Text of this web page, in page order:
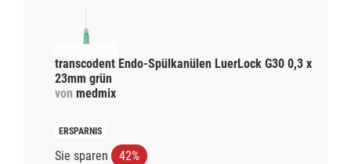
transcodent Endo-Spülkanülen LuerLock G30 0,3 x
23mm grün
von medmix
Sie sparen 42%